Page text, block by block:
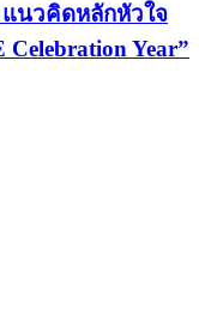
แนวคิดหลักหัวใจ
Year”